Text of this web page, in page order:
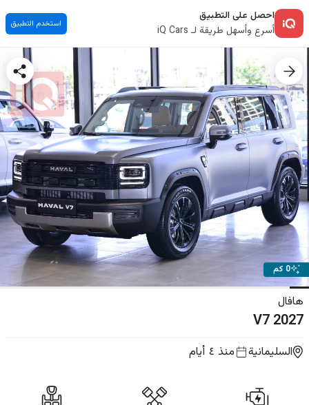
احصل على التطبيق
أسرع وأسهل طريقة لـ iQ Cars
استخدم التطبيق
0 كم
هافال
V72027
السليمانية منذ ٤ أيام